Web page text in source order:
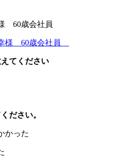
60歳会社員
てください
ださい。
かった